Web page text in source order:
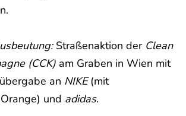
Straßenaktion der Clean
(CCK) am Graben in Wien mit
an NIKE(mit
und adidas.